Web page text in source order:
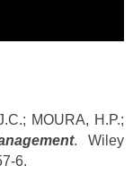
MOURA, H.P.;
. Wiley
6.